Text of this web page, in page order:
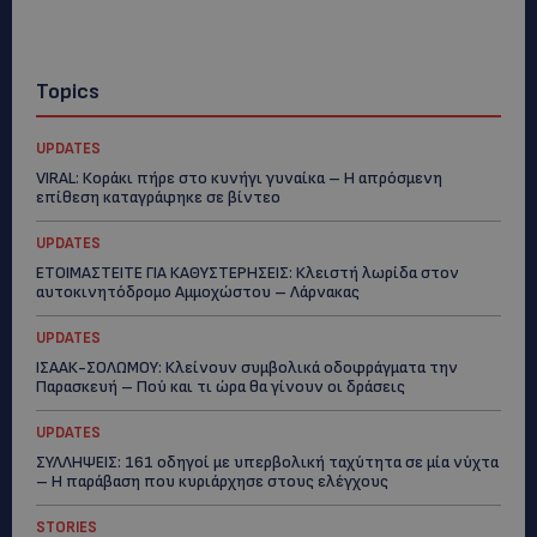
Topics
UPDATES
VIRAL: Κοράκι πήρε στο κυνήγι γυναίκα – Η απρόσμενη
επίθεση καταγράφηκε σε βίντεο
UPDATES
ΕΤΟΙΜΑΣΤΕΙΤΕ ΓΙΑ ΚΑΘΥΣΤΕΡΗΣΕΙΣ: Κλειστή λωρίδα στον
αυτοκινητόδρομο Αμμοχώστου – Λάρνακας
UPDATES
ΙΣΑΑΚ-ΣΟΛΩΜΟΥ: Κλείνουν συμβολικά οδοφράγματα την
Παρασκευή – Πού και τι ώρα θα γίνουν οι δράσεις
UPDATES
ΣΥΛΛΗΨΕΙΣ: 161 οδηγοί με υπερβολική ταχύτητα σε μία νύχτα
– Η παράβαση που κυριάρχησε στους ελέγχους
STORIES